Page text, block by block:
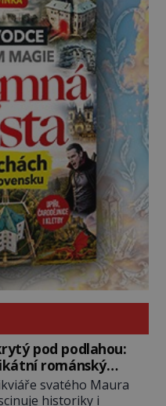
pod podlahou:
románský
do zapadlého
svatého Maura
historiky i